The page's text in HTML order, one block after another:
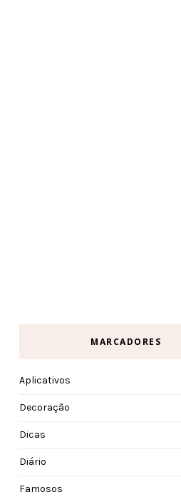
MARCADORES
Aplicativos
Decoração
Dicas
Diário
Famosos